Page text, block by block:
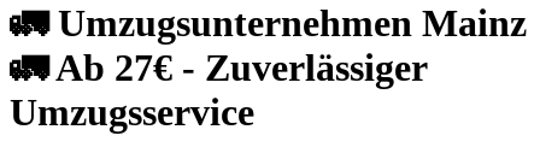
🚛 Umzugsunternehmen Mainz
🚛 Ab 27€ - Zuverlässiger
Umzugsservice